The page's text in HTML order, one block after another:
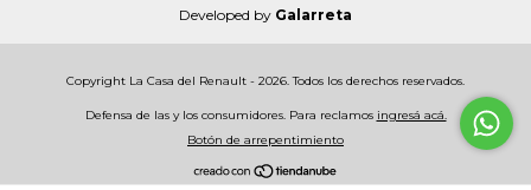
Developed by Galarreta
Copyright La Casa del Renault - 2026. Todos los derechos reservados.
Defensa de las y los consumidores. Para reclamos ingresá acá.
Botón de arrepentimiento